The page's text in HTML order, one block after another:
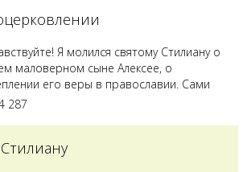
Владимира я увидела незнакомую
прочитав про него, узнала про
Я молился святому Стилиану о
маловерном сыне Алексее, о
его веры в православии. Сами
супругой воцерковлены. Через год
Приложились к множеству святынь
287